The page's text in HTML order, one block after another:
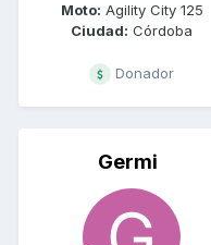
Moto: Agility City 125
Ciudad: Córdoba
Donador
Germi